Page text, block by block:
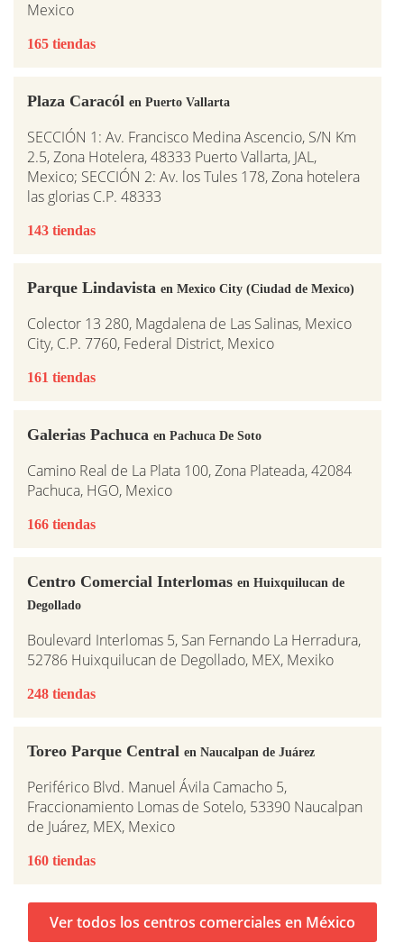
Mexico
165 tiendas
Plaza Caracól en Puerto Vallarta
SECCIÓN 1: Av. Francisco Medina Ascencio, S/N Km
2.5, Zona Hotelera, 48333 Puerto Vallarta, JAL,
Mexico; SECCIÓN 2: Av. los Tules 178, Zona hotelera
las glorias C.P. 48333
143 tiendas
Parque Lindavista en Mexico City (Ciudad de Mexico)
Colector 13 280, Magdalena de Las Salinas, Mexico
City, C.P. 7760, Federal District, Mexico
161 tiendas
Galerias Pachuca en Pachuca De Soto
Camino Real de La Plata 100, Zona Plateada, 42084
Pachuca, HGO, Mexico
166 tiendas
Centro Comercial Interlomas en Huixquilucan de
Degollado
Boulevard Interlomas 5, San Fernando La Herradura,
52786 Huixquilucan de Degollado, MEX, Mexiko
248 tiendas
Toreo Parque Central en Naucalpan de Juárez
Periférico Blvd. Manuel Ávila Camacho 5,
Fraccionamiento Lomas de Sotelo, 53390 Naucalpan
de Juárez, MEX, Mexico
160 tiendas
Ver todos los centros comerciales en México